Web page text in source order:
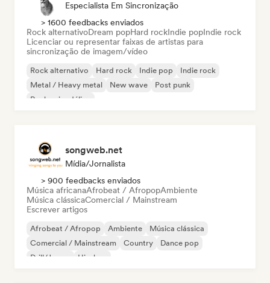
Especialista Em Sincronização
> 1600 feedbacks enviados
Rock alternativoDream popHard rockIndie popIndie rock
Licenciar ou representar faixas de artistas para
sincronização de imagem/vídeo
Rock alternativo Hard rock Indie pop
Indie rock
Metal / Heavy metal
New wave
Post punk
Rock psicodélico
songweb.net
Mídia/Jornalista
> 900 feedbacks enviados
Música africanaAfrobeat / AfropopAmbiente
Música clássicaComercial / Mainstream
Escrever artigos
Afrobeat / Afropop Ambiente
Música clássica
Comercial / Mainstream
Country
Dance pop
Drill/Jersey
Hip-hop